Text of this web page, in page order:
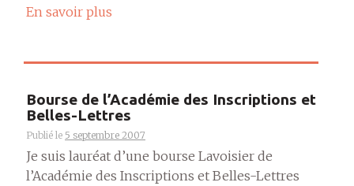
En savoir plus
Bourse de l’Académie des Inscriptions et
Belles-Lettres
Publié le 5 septembre 2007
Je suis lauréat d’une bourse Lavoisier de
l’Académie des Inscriptions et Belles-Lettres